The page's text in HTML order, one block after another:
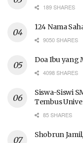
189 SHARES
124 Nama
9050 SHARES
Doa Ibu yang
4098 SHARES
Siswa-Siswi
Tembus
85 SHARES
Shobrun